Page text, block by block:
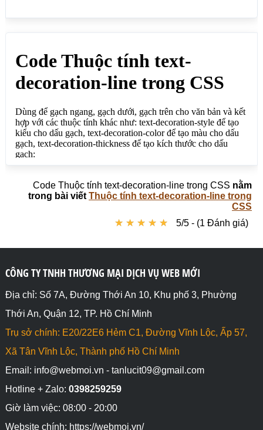
</body>
</html>
Code Thuộc tính text-decoration-line trong CSS nằm
trong bài viết Thuộc tính text-decoration-line trong
CSS
★ ★ ★ ★ ★
★ ★ ★ ★ ★ 5/5 - (1 Đánh giá)
CÔNG TY TNHH THƯƠNG MẠI DỊCH VỤ WEB MỚI
Địa chỉ: Số 7A, Đường Thới An 10, Khu phố 3, Phường
Thới An, Quận 12, TP. Hồ Chí Minh
Trụ sở chính: E20/22E6 Hẻm C1, Đường Vĩnh Lộc, Ấp 57,
Xã Tân Vĩnh Lộc, Thành phố Hồ Chí Minh
Email: info@webmoi.vn - tanlucit09@gmail.com
Hotline + Zalo: 0398259259
Giờ làm việc: 08:00 - 20:00
Website chính: https://webmoi.vn/